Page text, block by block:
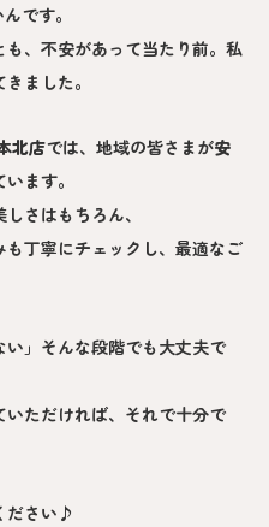
です。
、不安があって当たり前。私
ました。
北店では、地域の皆さまが安
ます。
さはもちろん、
丁寧にチェックし、最適なご
い」そんな段階でも大丈夫で
ただければ、それで十分で
ださい♪